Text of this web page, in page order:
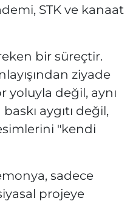
STK ve kanaat
bir süreçtir.
ziyade
yoluyla değil, aynı
aygıtı değil,
"kendi
sadece
projeye